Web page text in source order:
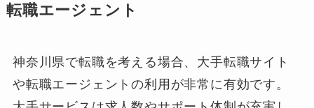
転職エージェント
神奈川県で転職を考える場合、大手転職サイト
や転職エージェントの利用が非常に有効です。